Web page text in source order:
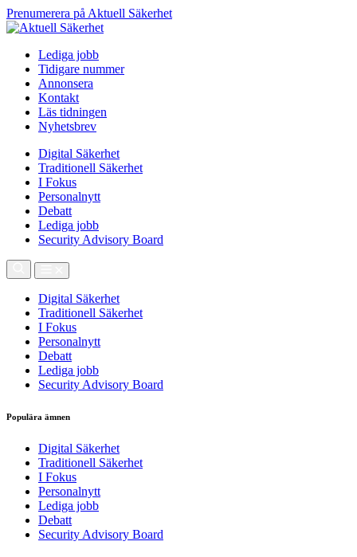
Prenumerera på Aktuell Säkerhet
Lediga jobb
Tidigare nummer
Annonsera
Kontakt
Läs tidningen
Nyhetsbrev
Digital Säkerhet
Traditionell Säkerhet
I Fokus
Personalnytt
Debatt
Lediga jobb
Security Advisory Board
Digital Säkerhet
Traditionell Säkerhet
I Fokus
Personalnytt
Debatt
Lediga jobb
Security Advisory Board
Populära ämnen
Digital Säkerhet
Traditionell Säkerhet
I Fokus
Personalnytt
Lediga jobb
Debatt
Security Advisory Board